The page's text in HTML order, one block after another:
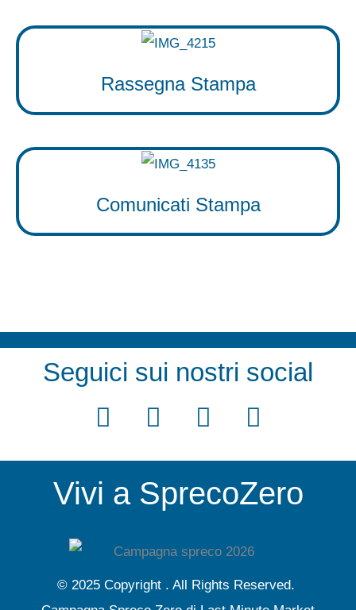
Rassegna Stampa
Comunicati Stampa
Seguici sui nostri social
F
c
e
o
o
k
T
i
t
e
r
Y
u
t
b
e
I
s
t
g
r
a
Vivi a SprecoZero
© 2025 Copyright . All Rights Reserved.